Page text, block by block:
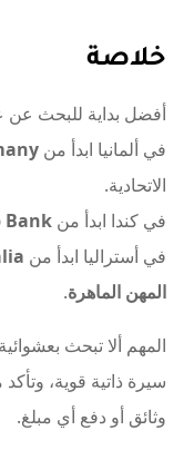
خلاصة
أفضل بداية للبحث عن
في ألمانيا ابدأ من
الاتحادية.
في كندا ابدأ من Bank
في أستراليا ابدأ من
المهن الماهرة.
المهم ألا تبحث
سيرة ذاتية قوية،
وثائق أو دفع أي مبلغ.